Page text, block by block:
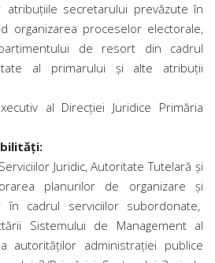
atribuțiile secretarului prevăzute în
organizarea proceselor electorale,
de resort din cadrul
al primarului și alte atribuții
al Direcției Juridice Primăria
Juridic, Autoritate Tutelară şi
planurilor de organizare şi
în cadrul serviciilor subordonate,
Sistemului de Management al
autorităţilor administraţiei publice